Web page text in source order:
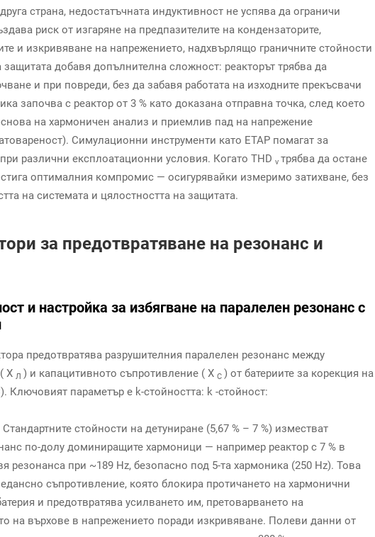
страна, недостатъчната индуктивност не успява да ограничи
риск от изгаряне на предпазителите на кондензаторите,
и изкривяване на напрежението, надхвърлящо граничните стойности
добавя допълнителна сложност: реакторът трябва да
и при повреди, без да забавя работата на изходните прекъсвачи
започва с реактор от 3 % като доказана отправна точка, след което
на хармоничен анализ и приемлив пад на напрежение
Симулационни инструменти като ETAP помагат за
различни експлоатационни условия. Когато THD v трябва да остане
оптималния компромис — осигурявайки измеримо затихване, без
на системата и цялостността на защитата.
за предотвратяване на резонанс и
и настройка за избягване на паралелен резонанс с
предотвратява разрушителния паралелен резонанс между
Х Л ) и капацитивното съпротивление ( Х C ) от батериите за корекция на
Ключовият параметър е k-стойността: k -стойност:
Стандартните стойности на детуниране (5,67 % – 7 %) изместват
по-долу доминиращите хармоници — например реактор с 7 % в
резонанса при ~189 Hz, безопасно под 5-та хармоника (250 Hz). Това
съпротивление, която блокира протичането на хармонични
и предотвратява усилването им, претоварването на
на върхове в напрежението поради изкривяване. Полеви данни от